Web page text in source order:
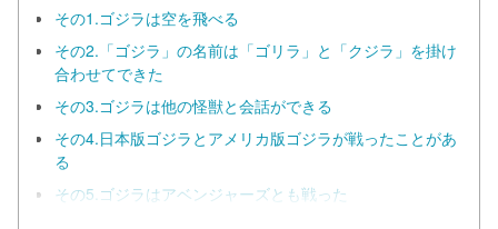
その1.ゴジラは空を飛べる
その2.「ゴジラ」の名前は「ゴリラ」と「クジラ」を掛け
合わせてできた
その3.ゴジラは他の怪獣と会話ができる
その4.日本版ゴジラとアメリカ版ゴジラが戦ったことがあ
る
その5.ゴジラはアベンジャーズとも戦った